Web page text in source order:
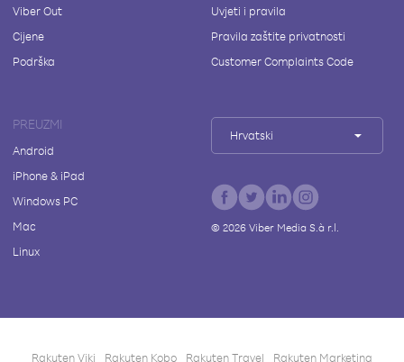
Viber Out
Cijene
Podrška
Uvjeti i pravila
Pravila zaštite privatnosti
Customer Complaints Code
PREUZMI
Android
iPhone & iPad
Windows PC
Mac
Linux
Hrvatski
© 2026Viber Media S.à r.l.
Rakuten Viki Rakuten Kobo Rakuten Travel Rakuten Marketing